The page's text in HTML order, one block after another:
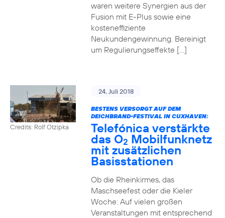
waren weitere Synergien aus der
Fusion mit E-Plus sowie eine
kosteneffiziente
Neukundengewinnung. Bereinigt
um Regulierungseffekte […]
Credits: Rolf Otzipka
24. Juli 2018
BESTENS VERSORGT AUF DEM
DEICHBRAND-FESTIVAL IN CUXHAVEN:
Telefónica verstärkte
das O2 Mobilfunknetz
mit zusätzlichen
Basisstationen
Ob die Rheinkirmes, das
Maschseefest oder die Kieler
Woche: Auf vielen großen
Veranstaltungen mit entsprechend